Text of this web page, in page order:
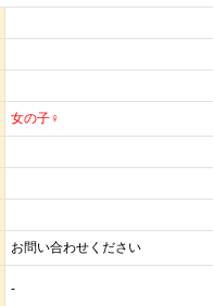
女の子♀
お問い合わせください
-